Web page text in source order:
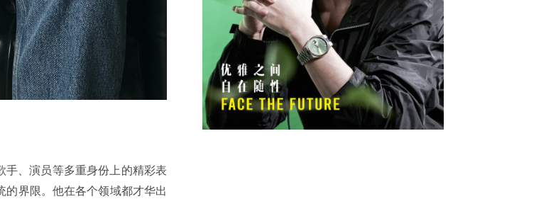
、演员等多重身份上的精彩表
界限。他在各个领域都才华出